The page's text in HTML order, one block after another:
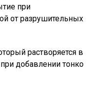
при
от разрушительных
растворяется в
добавлении тонко